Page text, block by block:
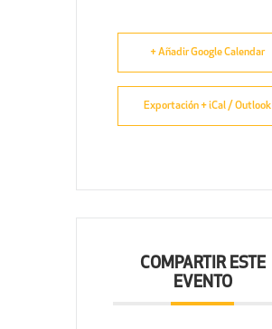
+ Añadir Google Calendar
Exportación + iCal / Outlook
COMPARTIR ESTE
EVENTO